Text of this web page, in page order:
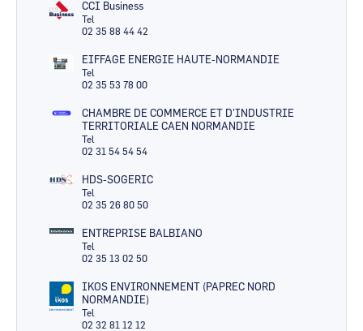
CCI Business
Tel
02 35 88 44 42
EIFFAGE ENERGIE HAUTE-NORMANDIE
Tel
02 35 53 78 00
CHAMBRE DE COMMERCE ET D'INDUSTRIE
TERRITORIALE CAEN NORMANDIE
Tel
02 31 54 54 54
HDS-SOGERIC
Tel
02 35 26 80 50
ENTREPRISE BALBIANO
Tel
02 35 13 02 50
IKOS ENVIRONNEMENT (PAPREC NORD
NORMANDIE)
Tel
02 32 81 12 12